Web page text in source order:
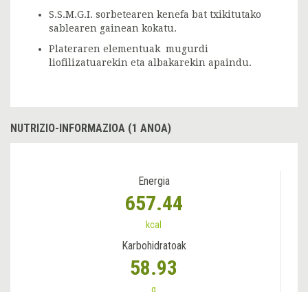
S.S.M.G.I. sorbetearen kenefa bat txikitutako
sablearen gainean kokatu.
Plateraren elementuak mugurdi
liofilizatuarekin eta albakarekin apaindu.
NUTRIZIO-INFORMAZIOA (1 ANOA)
Energia
657.44
kcal
Karbohidratoak
58.93
g